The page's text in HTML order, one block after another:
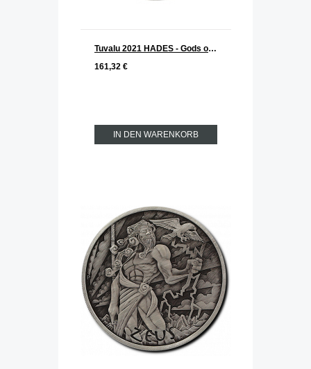
Tuvalu 2021 HADES - Gods of Olymp Silber 1 oz ANTIK FINISH
161,32 €
IN DEN WARENKORB